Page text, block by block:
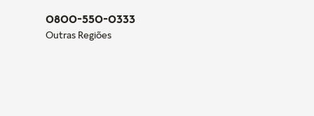
0800-550-0333
Outras Regiões